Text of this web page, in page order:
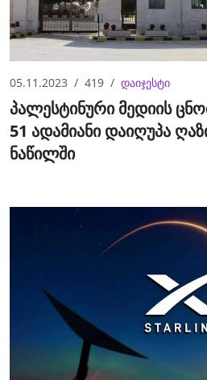
05.11.2023 419 დაიჯესტი
პალესტინური მედიის
51 ადამიანი დაიღუპა
ნაწილში